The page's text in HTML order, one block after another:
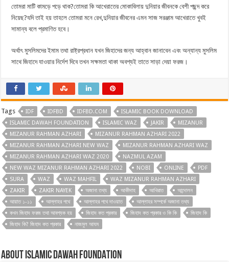
তোমরা মাটি কামড়ে পড়ে থাক?তোমরা কি আখেরাতের মোকাবিলায় দুনিয়ার জীবনকে বেশী পছন্দ করে
নিয়েছ?যদি তাই হয় তাহলে তোমরা মনে রেখ,দুনিয়ার জীবনের এমন সাজ সরঞ্জাম আখেরাতে খুবই
সামান্য বলে প্রমাণিত হবে।
অর্থাৎ মুসলিমদের ইমাম তথা রাষ্ট্রপ্রধান যখন জিহাদের জন্য আহ্বান জানাবেন এবং অন্যান্য মুসলিম
সাথে জিহাদে যাওয়ার নির্দেশ দিবে তখন সক্ষমতা থাকা অবশ্যই তাতে সাড়া দেয়া ফরজ।
Tags IDF IDFBD IDFBD.COM
ISLAMIC BOOK DOWNLOAD
ISLAMIC DAWAH FOUNDATION
ISLAMIC WAZ JAKIR
MIZANUR
MIZANUR RAHMAN AZHARI
MIZANUR RAHMAN AZHARI 2022
MIZANUR RAHMAN AZHARI NEW WAZ
MIZANUR RAHMAN AZHARI WAZ
MIZANUR RAHMAN AZHARI WAZ 2020
NAZMUL AZAM
NEW WAZ MIZANUR RAHMAN AZHARI 2022
NOBI ONLINE
PDF
SURA
WAZ WAZ MAHFIL
WAZ MIZANUR RAHMAN AZHARI
ZAKIR
ZAKIR NAYEK অজানা তথ্য আকীদাহ আখিরাত
আন্দোলন
আয়াত ১-১১
আল্লাহর পথে আল্লাহর পথে দাওয়াত
আল্লাহর সম্পর্কে অজানা তথ্য
কখন জিহাদ ফরজ তথা আবশ্যক হয়
জিহাদ কত প্রকার জিহাদ কত প্রকার ও কি কি
জিহাদ কি
জিহাদ কি? জিহাদ কত প্রকার
নাজমুল আযম
About ISLAMIC DAWAH FOUNDATION